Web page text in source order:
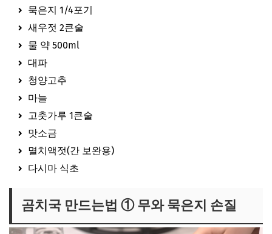
묵은지 1/4포기
새우젓 2큰술
물 약 500ml
대파
청양고추
마늘
고춧가루 1큰술
맛소금
멸치액젓(간 보완용)
다시마 식초
곰치국 만드는법 ① 무와 묵은지 손질